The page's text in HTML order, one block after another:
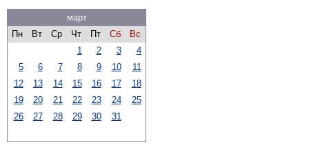
март
Пн
Вт Ср Чт Пт Сб
Вс
1
2 3
4
5
6 7 8 9 10
11
12
13 14 15 16 17
18
19
20 21 22 23 24
25
26
27 28 29 30 31